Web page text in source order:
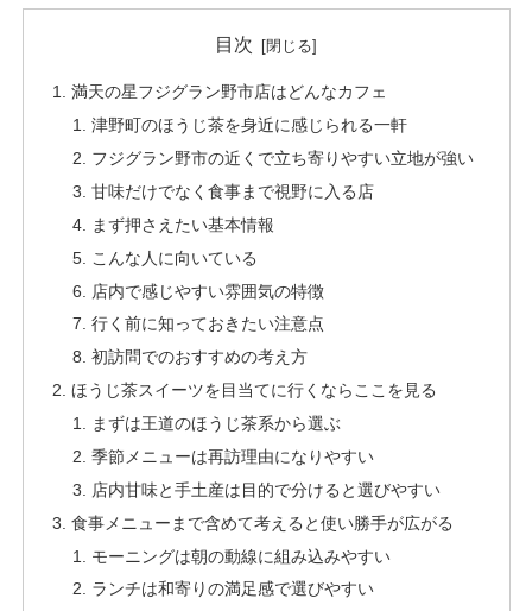
目次
満天の星フジグラン野市店はどんなカフェ
津野町のほうじ茶を身近に感じられる一軒
フジグラン野市の近くで立ち寄りやすい立地が強い
甘味だけでなく食事まで視野に入る店
まず押さえたい基本情報
こんな人に向いている
店内で感じやすい雰囲気の特徴
行く前に知っておきたい注意点
初訪問でのおすすめの考え方
ほうじ茶スイーツを目当てに行くならここを見る
まずは王道のほうじ茶系から選ぶ
季節メニューは再訪理由になりやすい
店内甘味と手土産は目的で分けると選びやすい
食事メニューまで含めて考えると使い勝手が広がる
モーニングは朝の動線に組み込みやすい
ランチは和寄りの満足感で選びやすい